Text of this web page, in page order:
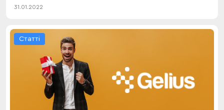
31.01.2022
Статті